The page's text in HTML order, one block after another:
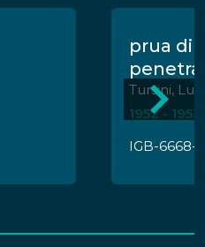
prua di
Tursini,
1952 - 1953
IGB-6668-2